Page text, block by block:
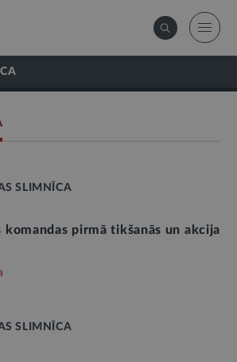
SLIMNĪCA
komandas pirmā tikšanās un akcija
SLIMNĪCA